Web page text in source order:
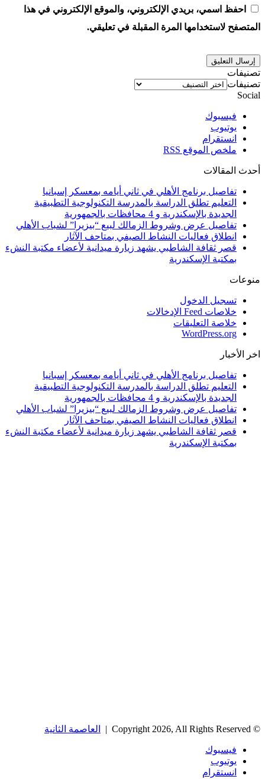
احفظ اسمي، بريدي الإلكتروني، والموقع الإلكتروني في هذا
المتصفح لاستخدامها المرة المقبلة في تعليقي.
تصنيفات
تصنيفات
Social
فيسبوك
يوتيوب
انستقرام
ملخص الموقع RSS
أحدث المقالات
تفاصيل برنامج الأهلي في ثاني أيامه بمعسكر إسبانيا
التعليم تطلق الدراسة بالمدرسة التكنولوجية التطبيقية
الجديدة بالإسكندرية و 4 محافظات بالجمهورية
تفاصيل عرض وشروط الزمالك لبيع “بيزيرا” لشباب الأهلي
انطلاق فعاليات النشاط الصيفي بمتاحف الآثار
قصر ثقافة الشاطبي يشهد زيارة ميدانية لأعضاء مكتبة النشء
بمكتبة الإسكندرية
منوعات
تسجيل الدخول
خلاصات Feed الإدخالات
خلاصة التعليقات
WordPress.org
اخر الأخبار
تفاصيل برنامج الأهلي في ثاني أيامه بمعسكر إسبانيا
التعليم تطلق الدراسة بالمدرسة التكنولوجية التطبيقية
الجديدة بالإسكندرية و 4 محافظات بالجمهورية
تفاصيل عرض وشروط الزمالك لبيع “بيزيرا” لشباب الأهلي
انطلاق فعاليات النشاط الصيفي بمتاحف الآثار
قصر ثقافة الشاطبي يشهد زيارة ميدانية لأعضاء مكتبة النشء
بمكتبة الإسكندرية
© Copyright 2026, All Rights Reserved | العاصمة الثانية
فيسبوك
يوتيوب
انستقرام